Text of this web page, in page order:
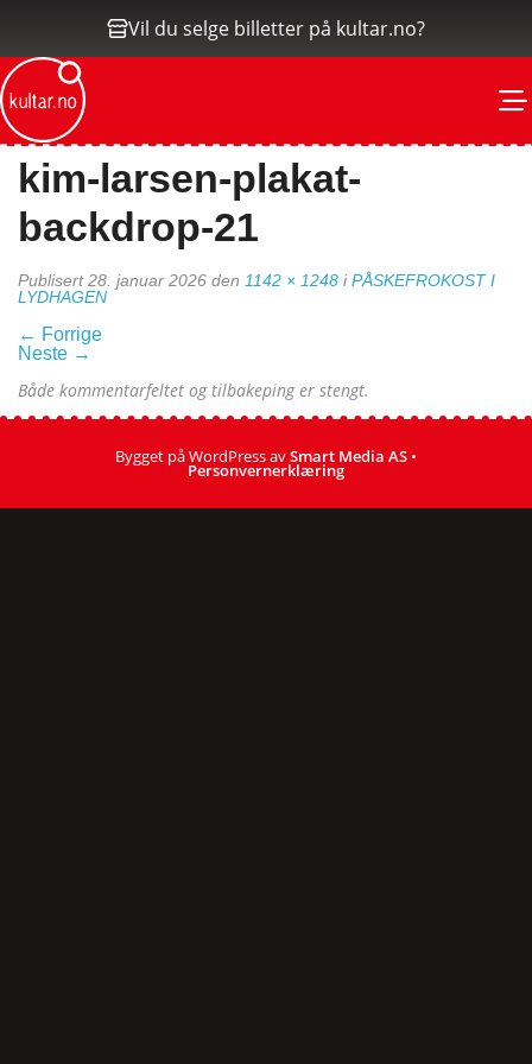
Vil du selge billetter på kultar.no?
kim-larsen-plakat-
backdrop-21
Publisert28. januar 2026 den 1142 × 1248 iPÅSKEFROKOST I
LYDHAGEN
← Forrige
Neste →
Både kommentarfeltet og tilbakeping er stengt.
Bygget på WordPress avSmart Media AS •
Personvernerklæring